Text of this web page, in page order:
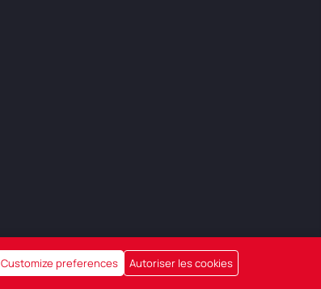
Customize preferences Autoriser les cookies